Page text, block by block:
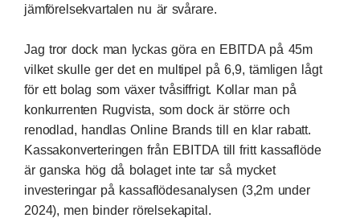
jämförelsekvartalen nu är svårare.
Jag tror dock man lyckas göra en EBITDA på 45m
vilket skulle ger det en multipel på 6,9, tämligen lågt
för ett bolag som växer tvåsiffrigt. Kollar man på
konkurrenten Rugvista, som dock är större och
renodlad, handlas Online Brands till en klar rabatt.
Kassakonverteringen från EBITDA till fritt kassaflöde
är ganska hög då bolaget inte tar så mycket
investeringar på kassaflödesanalysen (3,2m under
2024), men binder rörelsekapital.